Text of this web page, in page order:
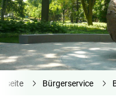
Bürgerservice